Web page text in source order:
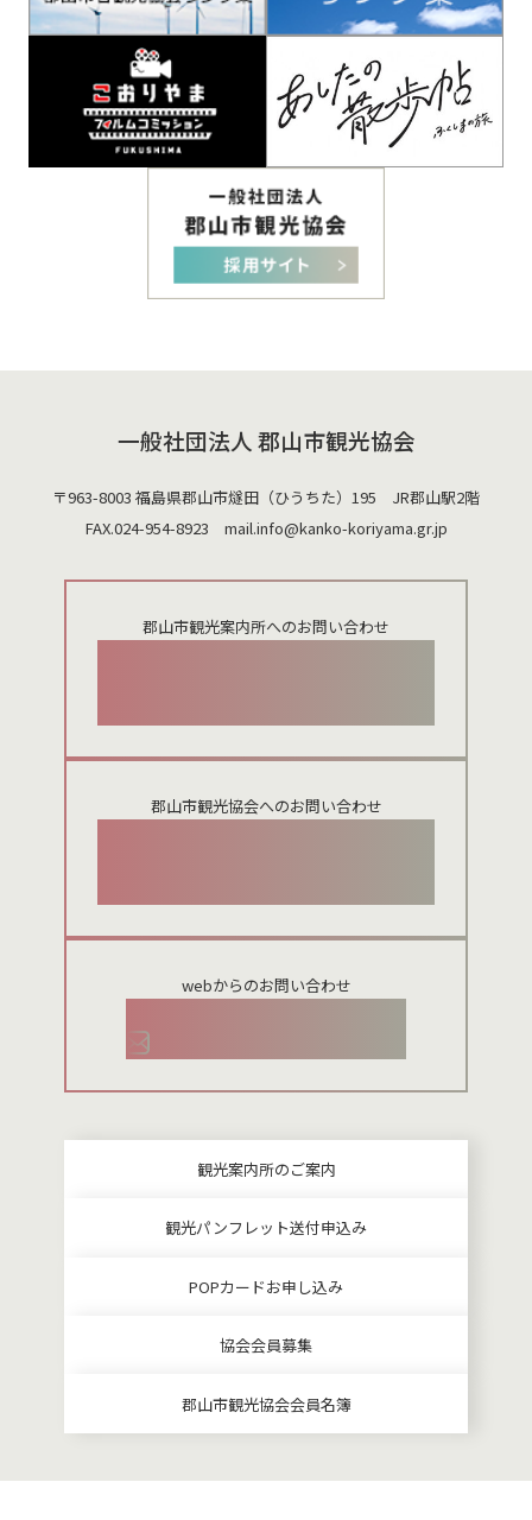
一般社団法人 郡山市観光協会
〒963-8003 福島県郡山市燧田（ひうちた）195 JR郡山駅2階
FAX.024-954-8923 mail.info@kanko-koriyama.gr.jp
郡山市観光案内所へのお問い合わせ
郡山市観光協会へのお問い合わせ
webからのお問い合わせ
観光案内所のご案内
観光パンフレット送付申込み
POPカードお申し込み
協会会員募集
郡山市観光協会会員名簿